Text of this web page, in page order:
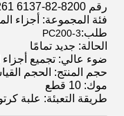
رقم OEM: 6137-82-8200
فئة المجموعة: أجزاء
طلب:PC200-3
الحالة: جديد تمامًا
ضوء عالي: تجميع أجزاء
حجم المنتج: الحجم
موك: 10 قطع
طريقة التعبئة: علبة